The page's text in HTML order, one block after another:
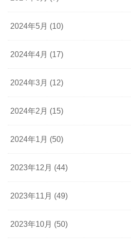
2024年5月 (10)
2024年4月 (17)
2024年3月 (12)
2024年2月 (15)
2024年1月 (50)
2023年12月 (44)
2023年11月 (49)
2023年10月 (50)